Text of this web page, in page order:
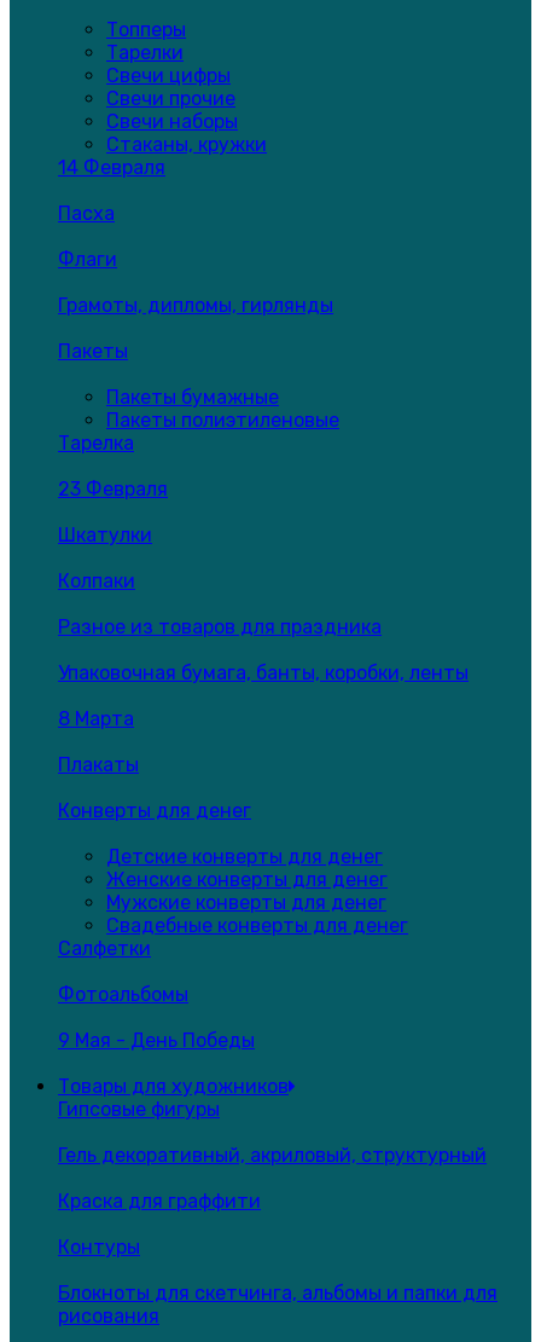
Топперы
Тарелки
Свечи цифры
Свечи прочие
Свечи наборы
Стаканы, кружки
14 Февраля
Пасха
Флаги
Грамоты, дипломы, гирлянды
Пакеты
Пакеты бумажные
Пакеты полиэтиленовые
Тарелка
23 Февраля
Шкатулки
Колпаки
Разное из товаров для праздника
Упаковочная бумага, банты, коробки, ленты
8 Марта
Плакаты
Конверты для денег
Детские конверты для денег
Женские конверты для денег
Мужские конверты для денег
Свадебные конверты для денег
Салфетки
Фотоальбомы
9 Мая - День Победы
Товары для художников
Гипсовые фигуры
Гель декоративный, акриловый, структурный
Краска для граффити
Контуры
Блокноты для скетчинга, альбомы и папки для
рисования